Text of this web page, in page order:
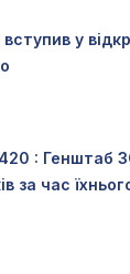
у
: Генштаб
за час